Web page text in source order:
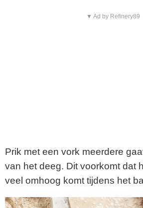
▼ Ad by Refinery89
Prik met een vork meerdere
van het deeg. Dit voorkomt dat
veel omhoog komt tijdens het